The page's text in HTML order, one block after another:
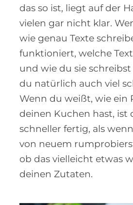
das so ist, liegt auf der
vielen gar nicht klar.
wie genau Texte
funktioniert, welche
und wie du sie
du natürlich auch viel
Wenn du weißt, wie ein
deinen Kuchen hast, ist
schneller fertig, als
von neuem
ob das vielleicht etwas
deinen Zutaten.